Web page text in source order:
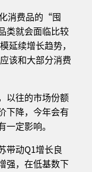
消费品的“囤
类就会面临比较
延续增长趋势，
该和大部分消费
以往的市场份额
下降，今年会有
定影响。
带动Q1增长良
强，在低基数下